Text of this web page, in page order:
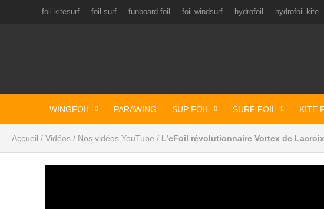
foil kitesurf foil surf funboard foil foil windsurf hydrofoil hydrofoil kite
WINGFOIL PARAWING SUP FOIL SURF FOIL KITE
Accueil / Vidéos / Nos vidéos YouTube / L’eFoil révolutionnaire Vortex de Lacroix